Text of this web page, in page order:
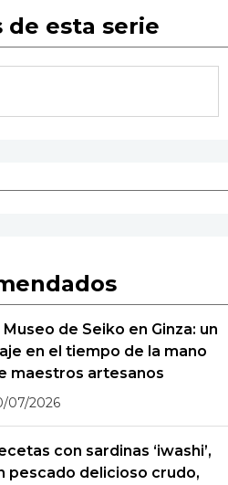
esta serie
Museo de Seiko en Ginza: un
en el tiempo de la mano
maestros artesanos
07/2026
con sardinas ‘iwashi’,
pescado delicioso crudo,